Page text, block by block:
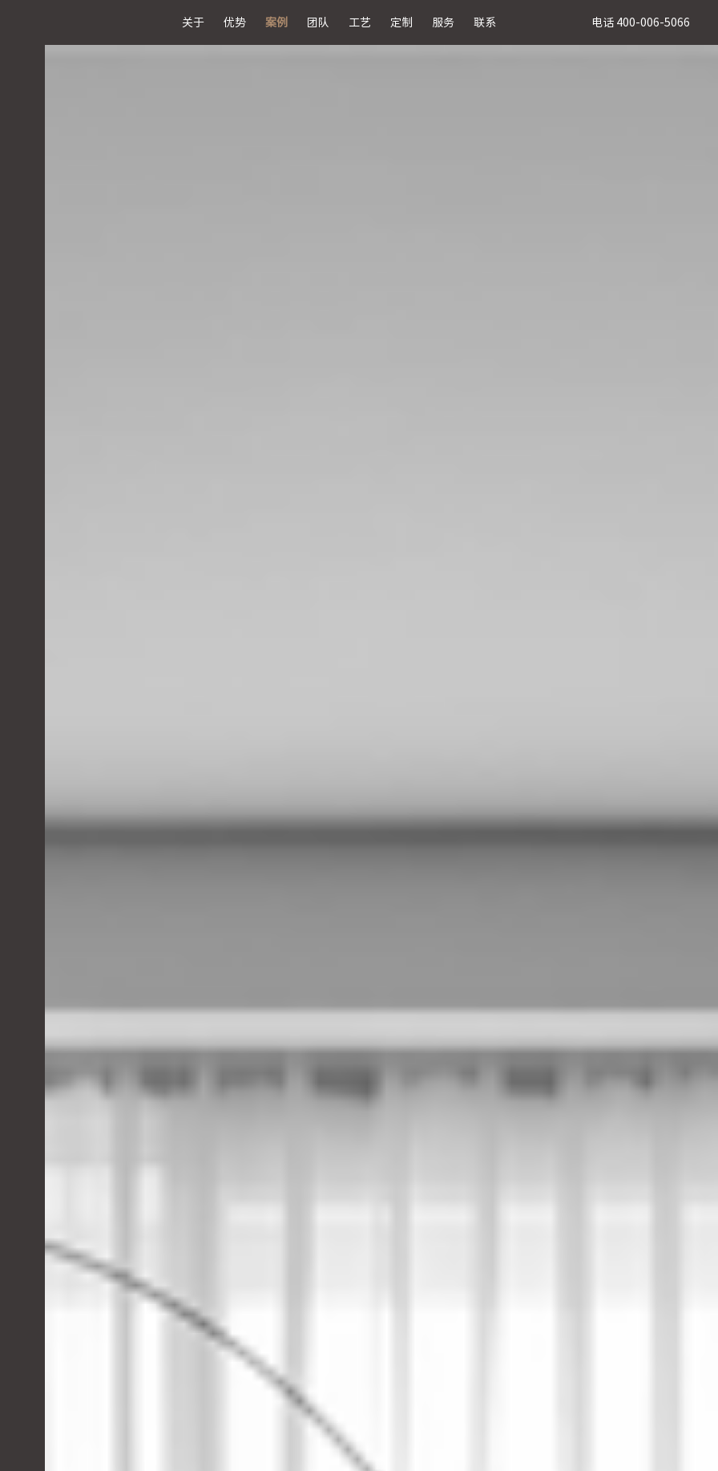
关于 优势 案例 团队 工艺 定制 服务 联系 电话 400-006-5066